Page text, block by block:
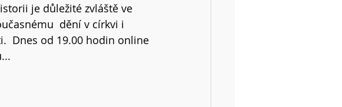
je důležité zvláště ve
dění v církvi i
Dnes od 19.00 hodin online